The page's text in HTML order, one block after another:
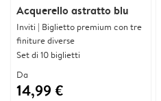
Acquerello astratto blu
Inviti | Biglietto premium con tre
finiture diverse
Set di 10 biglietti
Da
14,99 €